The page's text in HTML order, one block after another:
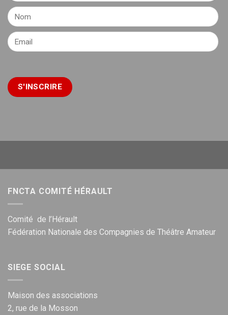
FNCTA COMITÉ HÉRAULT
Comité de l’Hérault
Fédération Nationale des Compagnies de Théâtre Amateur
SIEGE SOCIAL
Maison des associations
2, rue de la Mosson